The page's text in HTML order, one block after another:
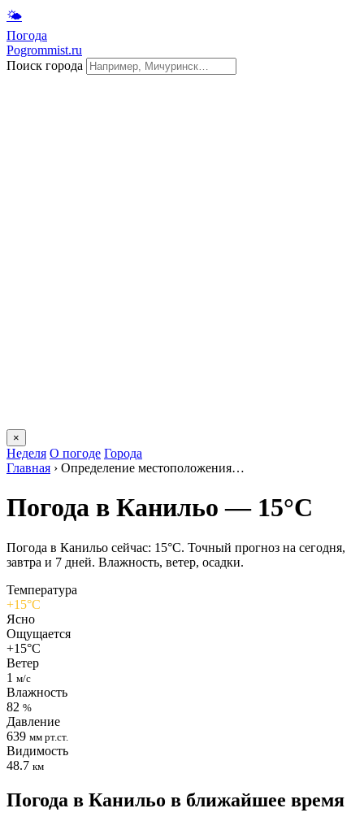
🌤
Погода
Pogrommist.ru
Поиск города
×
Неделя О погоде Города
Главная › Определение местоположения…
Погода в Канильо — 15°C
Погода в Канильо сейчас: 15°C. Точный прогноз на сегодня,
завтра и 7 дней. Влажность, ветер, осадки.
Температура
+15°C
Ясно
Ощущается
+15°C
Ветер
1 м/с
Влажность
82 %
Давление
639 мм рт.ст.
Видимость
48.7 км
Погода в Канильо в ближайшее время